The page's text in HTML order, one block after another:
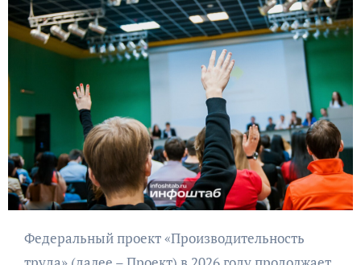
Федеральный проект «Производительность